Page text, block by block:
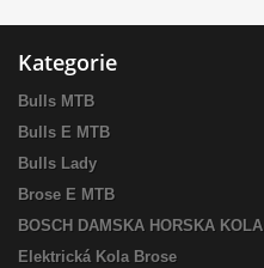
Kategorie
Bulls MTB
Bulls E MTB
Bulls Lady
Brose E MTB
BOSCH DAMSKA HORSKA KOLA
Elektrická Kola Brose